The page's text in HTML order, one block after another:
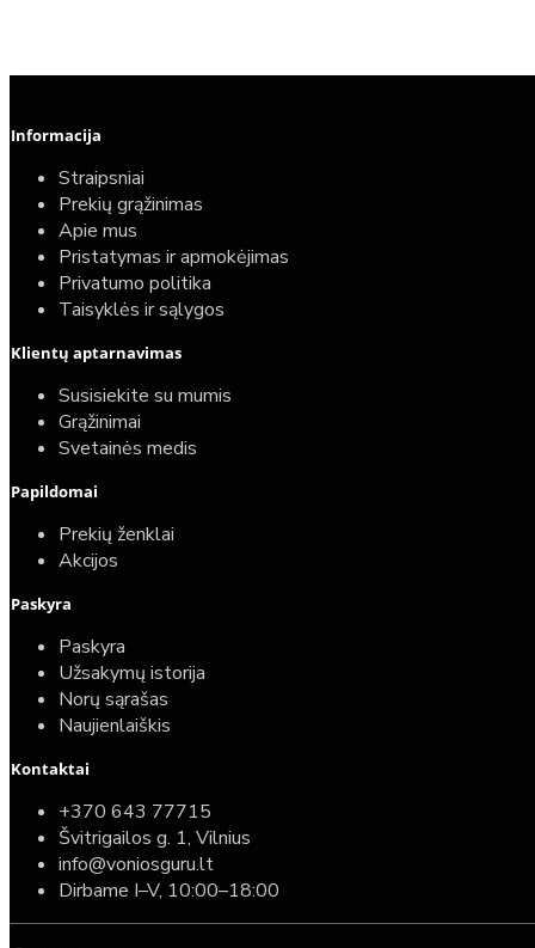
Elektrinio gyvatuko paruošimo paslauga
40,00€
25,00€
Komplektas: Tece potinkinis WC rėmas su baltu
mygtuku + Deante Peonia Rimless klozetas su
Informacija
Straipsniai
Prekių grąžinimas
Apie mus
Pristatymas ir apmokėjimas
Privatumo politika
Taisyklės ir sąlygos
Klientų aptarnavimas
Susisiekite su mumis
Grąžinimai
Svetainės medis
Papildomai
Prekių ženklai
Akcijos
Paskyra
Paskyra
Užsakymų istorija
Norų sąrašas
Naujienlaiškis
Kontaktai
+370 643 77715
Švitrigailos g. 1, Vilnius
info@voniosguru.lt
Dirbame I–V, 10:00–18:00